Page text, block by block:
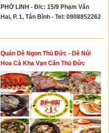
PHỞ LINH - Đ/c: 15/9 Phạm Văn
Hai, P. 1, Tân Bình - Tel: 0908852262
Quán Dê Ngon Thủ Đức - Dê Núi
Hoa Cà Kha Vạn Cân Thủ Đức